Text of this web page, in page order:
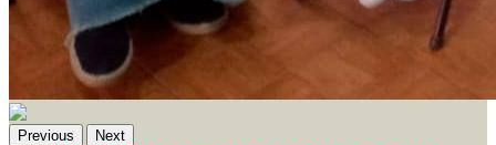
Previous Next